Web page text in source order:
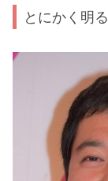
とにかく明